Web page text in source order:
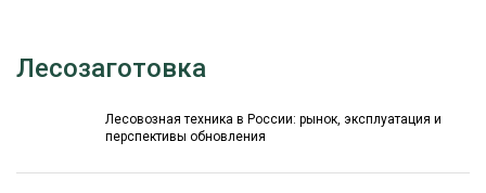
Лесозаготовка
Лесовозная техника в России: рынок, эксплуатация и
перспективы обновления